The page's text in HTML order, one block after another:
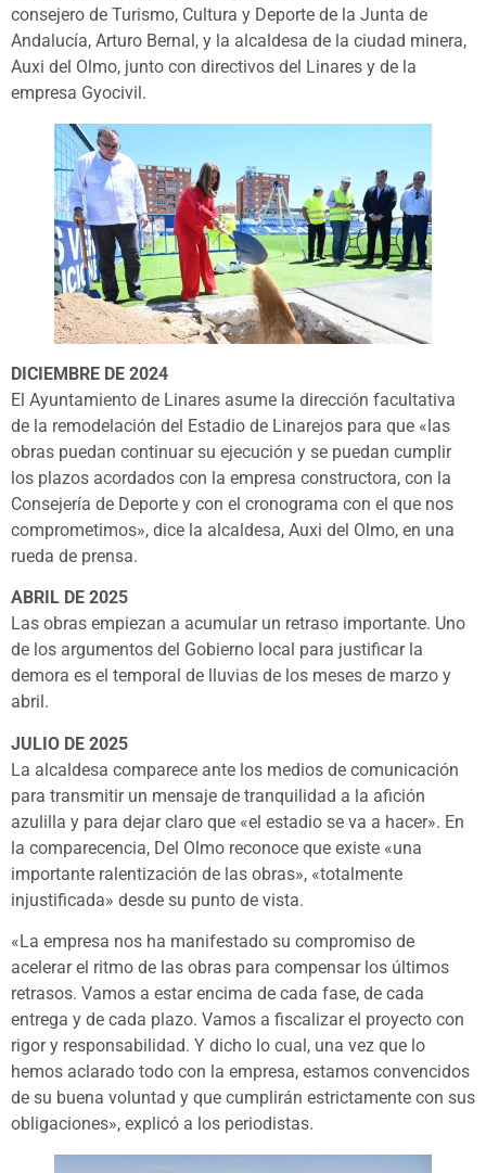
consejero de Turismo, Cultura y Deporte de la Junta de
Andalucía, Arturo Bernal, y la alcaldesa de la ciudad minera,
Auxi del Olmo, junto con directivos del Linares y de la
empresa Gyocivil.
DICIEMBRE DE 2024
El Ayuntamiento de Linares asume la dirección facultativa
de la remodelación del Estadio de Linarejos para que «las
obras puedan continuar su ejecución y se puedan cumplir
los plazos acordados con la empresa constructora, con la
Consejería de Deporte y con el cronograma con el que nos
comprometimos», dice la alcaldesa, Auxi del Olmo, en una
rueda de prensa.
ABRIL DE 2025
Las obras empiezan a acumular un retraso importante. Uno
de los argumentos del Gobierno local para justificar la
demora es el temporal de lluvias de los meses de marzo y
abril.
JULIO DE 2025
La alcaldesa comparece ante los medios de comunicación
para transmitir un mensaje de tranquilidad a la afición
azulilla y para dejar claro que «el estadio se va a hacer». En
la comparecencia, Del Olmo reconoce que existe «una
importante ralentización de las obras», «totalmente
injustificada» desde su punto de vista.
«La empresa nos ha manifestado su compromiso de
acelerar el ritmo de las obras para compensar los últimos
retrasos. Vamos a estar encima de cada fase, de cada
entrega y de cada plazo. Vamos a fiscalizar el proyecto con
rigor y responsabilidad. Y dicho lo cual, una vez que lo
hemos aclarado todo con la empresa, estamos convencidos
de su buena voluntad y que cumplirán estrictamente con sus
obligaciones», explicó a los periodistas.